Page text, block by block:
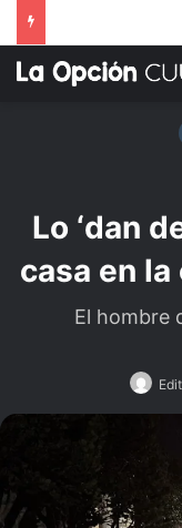
Lo ‘dan
casa en
El hombre